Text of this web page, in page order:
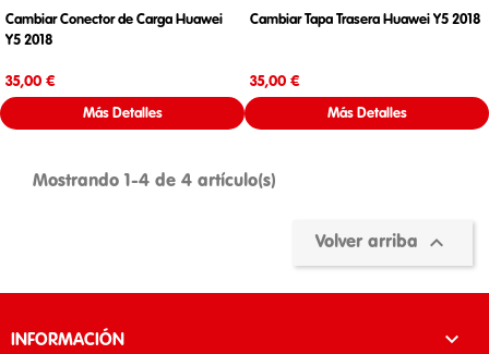
Cambiar Conector de Carga Huawei
Y5 2018
35,00 €
Más Detalles
Cambiar Tapa Trasera Huawei Y5 2018
35,00 €
Más Detalles
Mostrando 1-4 de 4 artículo(s)
Volver arriba 
INFORMACIÓN 